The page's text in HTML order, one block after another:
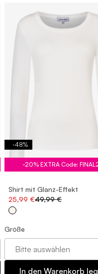
-48%
-20% EXTRA Code:
Shirt mit Glanz-Effekt
25,99 €49,99 €
Größe
Bitte auswählen
In den Warenkorb